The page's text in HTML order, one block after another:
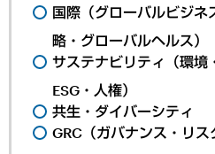
国際（グローバルビジネ
略・グローバルヘルス）
サステナビリティ（環境
ESG・人権）
共生・ダイバーシティ
GRC（ガバナンス・リ